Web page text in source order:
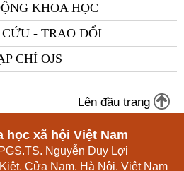
KHOA HỌC
- TRAO ĐỔI
CHÍ OJS
Lên đầu trang
học xã hội Việt Nam
Nguyễn Duy Lợi
Cửa Nam, Hà Nội, Việt Nam